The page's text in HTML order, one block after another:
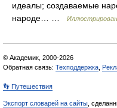
идеалы; создаваемые
народе… …
© Академик, 2000-2026
Обратная связь: Техподдержка
👣 Путешествия
Экспорт словарей на сайты ,